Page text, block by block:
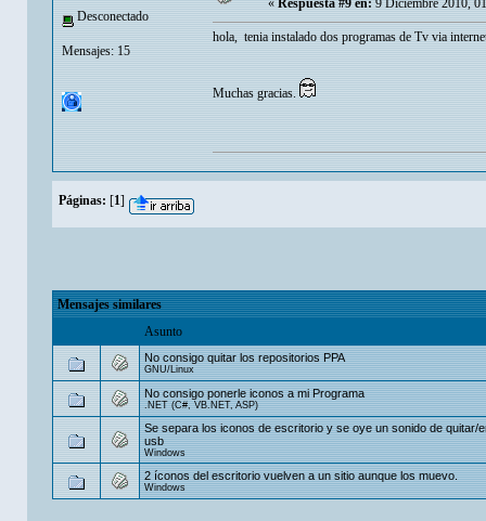
Desconectado
Mensajes: 15
« Respuesta #9 en: 9 Diciembre 2010,
hola, tenia instalado dos programas de Tv via
Muchas gracias.
Páginas: [1]
Mensajes similares
Asunto
No consigo quitar los repositorios PPA
GNU/Linux
No consigo ponerle iconos a mi Programa
.NET (C#, VB.NET, ASP)
Se separa los iconos de escritorio y se oye un sonido de quitar/
usb
Windows
2 íconos del escritorio vuelven a un sitio aunque los muevo.
Windows